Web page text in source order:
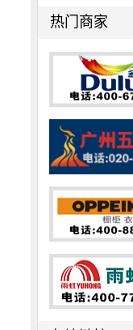
热门商家